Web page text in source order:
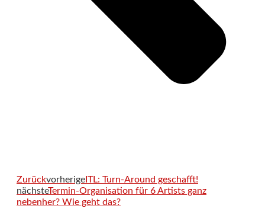
Zurückvorherige ITL: Turn-Around geschafft!
nächsteTermin-Organisation für 6 Artists ganz
nebenher? Wie geht das?